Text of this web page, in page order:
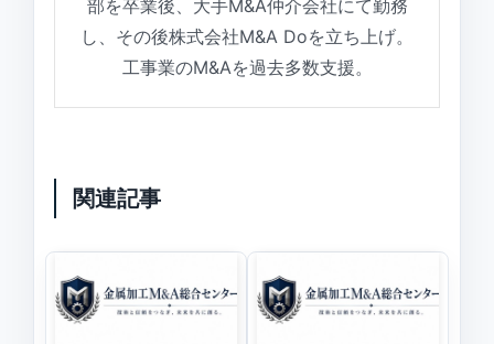
部を卒業後、大手M&A仲介会社にて勤務
し、その後株式会社M&A Doを立ち上げ。
工事業のM&Aを過去多数支援。
関連記事